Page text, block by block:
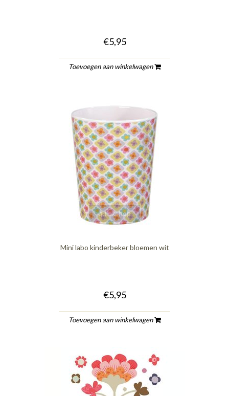
€5,95
Toevoegen aan winkelwagen
quickshop
Mini labo kinderbeker bloemen wit
€5,95
Toevoegen aan winkelwagen